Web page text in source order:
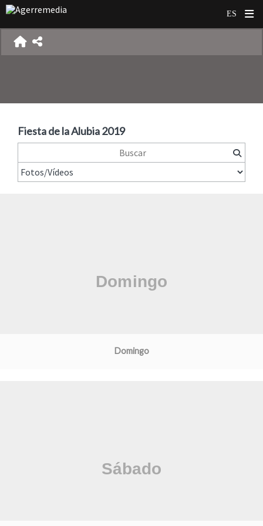
Fiesta de la Alubia 2019
Domingo